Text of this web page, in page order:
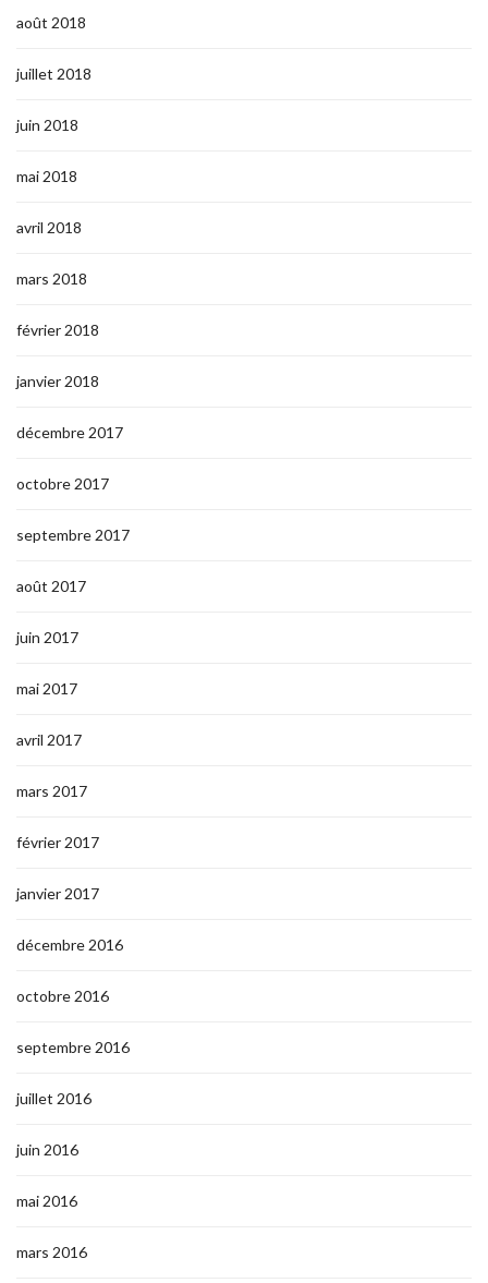
août 2018
juillet 2018
juin 2018
mai 2018
avril 2018
mars 2018
février 2018
janvier 2018
décembre 2017
octobre 2017
septembre 2017
août 2017
juin 2017
mai 2017
avril 2017
mars 2017
février 2017
janvier 2017
décembre 2016
octobre 2016
septembre 2016
juillet 2016
juin 2016
mai 2016
mars 2016